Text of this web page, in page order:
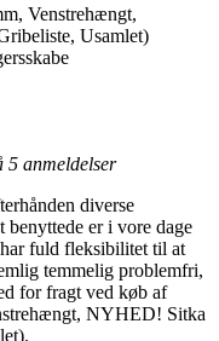
Venstrehængt,
Usamlet)
5 anmeldelser
diverse
benyttede er i vore dage
fuld fleksibilitet til at
temmelig problemfri,
for fragt ved køb af
NYHED! Sitka